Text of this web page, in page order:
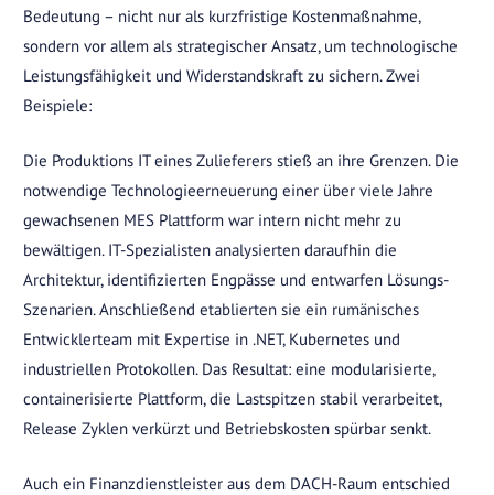
Bedeutung – nicht nur als kurzfristige Kostenmaßnahme,
sondern vor allem als strategischer Ansatz, um technologische
Leistungsfähigkeit und Widerstandskraft zu sichern. Zwei
Beispiele:
Die Produktions IT eines Zulieferers stieß an ihre Grenzen. Die
notwendige Technologieerneuerung einer über viele Jahre
gewachsenen MES Plattform war intern nicht mehr zu
bewältigen. IT-Spezialisten analysierten daraufhin die
Architektur, identifizierten Engpässe und entwarfen Lösungs-
Szenarien. Anschließend etablierten sie ein rumänisches
Entwicklerteam mit Expertise in .NET, Kubernetes und
industriellen Protokollen. Das Resultat: eine modularisierte,
containerisierte Plattform, die Lastspitzen stabil verarbeitet,
Release Zyklen verkürzt und Betriebskosten spürbar senkt.
Auch ein Finanzdienstleister aus dem DACH-Raum entschied